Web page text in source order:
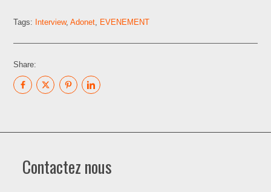
Tags: Interview,Adonet EVENEMENT
Share:
Contactez nous